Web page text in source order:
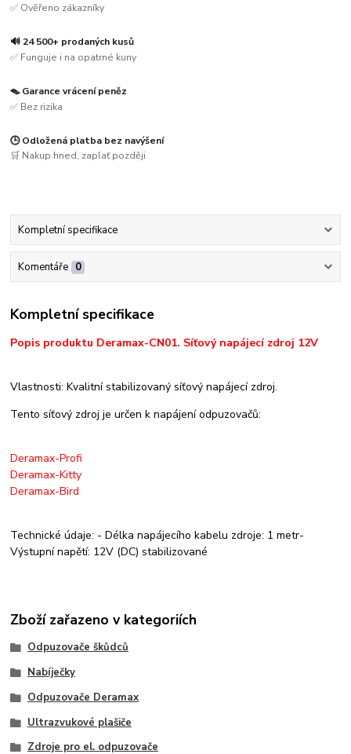
✅ Ověřeno zákazníky
🔊 24 500+ prodaných kusů
✅ Funguje i na opatrné kuny
🪤 Garance vrácení peněz
✅ Bez rizika
🕒 Odložená platba bez navýšení
🛒 Nakup hned, zaplať později
Kompletní specifikace
Komentáře 0
Kompletní specifikace
Popis produktu Deramax-CN01. Síťový napájecí zdroj 12V
Vlastnosti: Kvalitní stabilizovaný síťový napájecí zdroj.
Tento síťový zdroj je určen k napájení odpuzovačů:
Deramax-Profi
Deramax-Kitty
Deramax-Bird
Technické údaje: - Délka napájecího kabelu zdroje: 1 metr-
Výstupní napětí: 12V (DC) stabilizované
Zboží zařazeno v kategoriích
Odpuzovače škůdců
Nabíječky
Odpuzovače Deramax
Ultrazvukové plašiče
Zdroje pro el. odpuzovače